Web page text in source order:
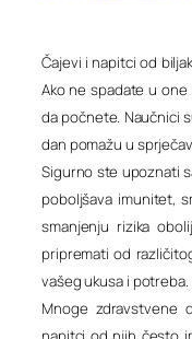
Čajevi i napitci od
Ako ne spadate u one
da počnete. Naučnici
dan pomažu u
Sigurno ste upoznati
poboljšava imunitet,
smanjenju rizika
pripremati od
vašeg ukusa i potreba.
Mnoge zdravstvene